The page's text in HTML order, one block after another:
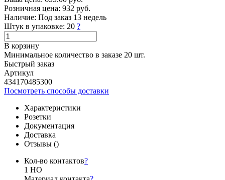
Розничная цена: 932 руб.
Наличие: Под заказ 13 недель
Штук в упаковке: 20 ?
В корзину
Минимальное количество в заказе 20 шт.
Быстрый заказ
Артикул
434170485300
Посмотреть способы доставки
Характеристики
Розетки
Документация
Доставка
Отзывы ()
Кол-во контактов?
1 НО